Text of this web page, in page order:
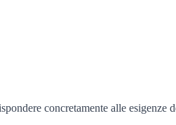
concretamente alle esigenze